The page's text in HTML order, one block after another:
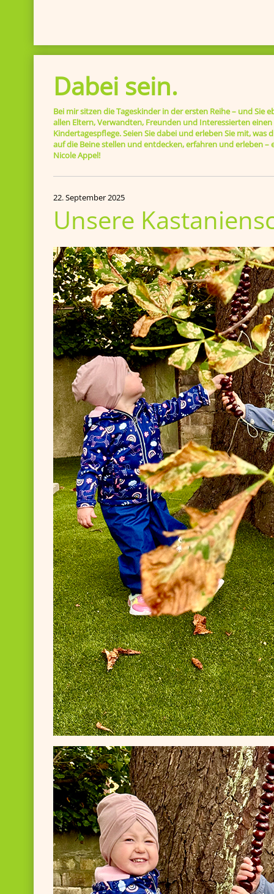
Dabei sein.
Bei mir sitzen die Tageskinder in der ersten Reihe – und Sie
allen Eltern, Verwandten, Freunden und Interessierten
Kindertagespflege. Seien Sie dabei und erleben Sie mit, was
auf die Beine stellen und entdecken, erfahren und erleben
Nicole Appel!
22. September 2025
Unsere